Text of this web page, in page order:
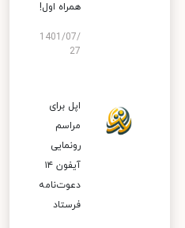
همراه اول!
1401/07/
27
اپل برای
مراسم
رونمایی
آیفون ۱۴
دعوت‌نامه
فرستاد